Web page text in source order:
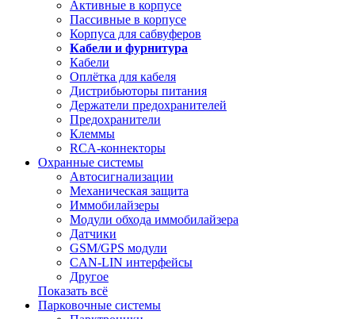
Активные в корпусе
Пассивные в корпусе
Корпуса для сабвуферов
Кабели и фурнитура
Кабели
Оплётка для кабеля
Дистрибьюторы питания
Держатели предохранителей
Предохранители
Клеммы
RCA-коннекторы
Охранные системы
Автосигнализации
Механическая защита
Иммобилайзеры
Модули обхода иммобилайзера
Датчики
GSM/GPS модули
CAN-LIN интерфейсы
Другое
Показать всё
Парковочные системы